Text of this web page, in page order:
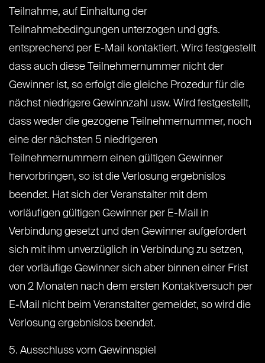
Teilnahme, auf Einhaltung der
Teilnahmebedingungen unterzogen und ggfs.
entsprechend per E-Mail kontaktiert. Wird festgestellt
dass auch diese Teilnehmernummer nicht der
Gewinner ist, so erfolgt die gleiche Prozedur für die
nächst niedrigere Gewinnzahl usw. Wird festgestellt,
dass weder die gezogene Teilnehmernummer, noch
eine der nächsten 5 niedrigeren
Teilnehmernummern einen gültigen Gewinner
hervorbringen, so ist die Verlosung ergebnislos
beendet. Hat sich der Veranstalter mit dem
vorläufigen gültigen Gewinner per E-Mail in
Verbindung gesetzt und den Gewinner aufgefordert
sich mit ihm unverzüglich in Verbindung zu setzen,
der vorläufige Gewinner sich aber binnen einer Frist
von 2 Monaten nach dem ersten Kontaktversuch per
E-Mail nicht beim Veranstalter gemeldet, so wird die
Verlosung ergebnislos beendet.
5. Ausschluss vom Gewinnspiel